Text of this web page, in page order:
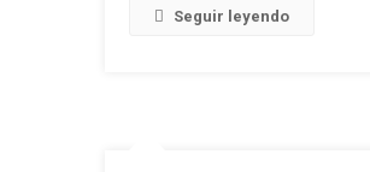
Seguir leyendo